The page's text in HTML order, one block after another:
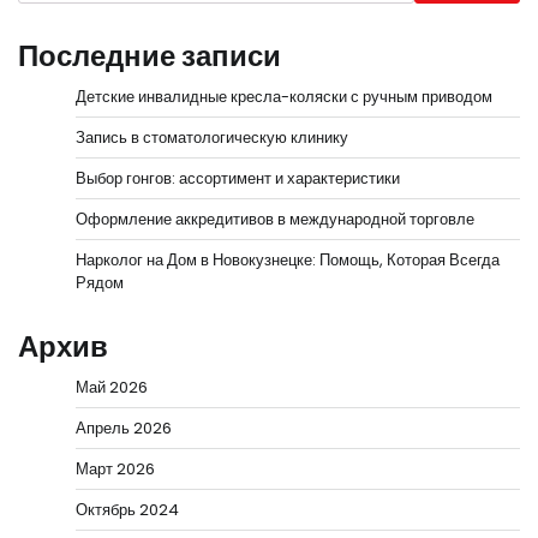
Последние записи
Детские инвалидные кресла-коляски с ручным приводом
Запись в стоматологическую клинику
Выбор гонгов: ассортимент и характеристики
Оформление аккредитивов в международной торговле
Нарколог на Дом в Новокузнецке: Помощь, Которая Всегда
Рядом
Архив
Май 2026
Апрель 2026
Март 2026
Октябрь 2024